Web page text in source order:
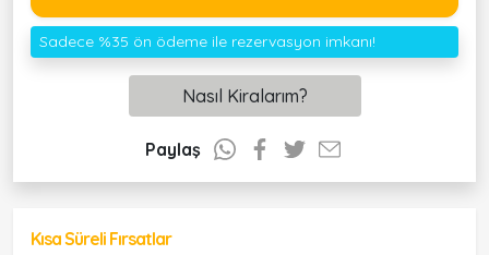
Sadece %35 ön ödeme ile rezervasyon imkanı!
Nasıl Kiralarım?
Paylaş
Kısa Süreli Fırsatlar